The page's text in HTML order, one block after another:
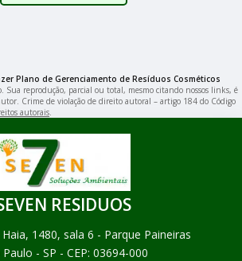
Plano de Gerenciamento de Resíduos Cosméticos
Sua reprodução, parcial ou total, mesmo citando nossos links, é
Crime de violação de direito autoral – artigo 184 do Código
autorais.
RESIDUOS
1480, sala 6 - Parque Paineiras
Paulo - SP - CEP: 03694-000